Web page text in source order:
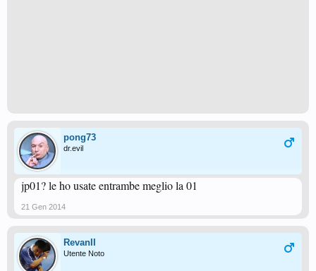
pong73
dr.evil
jp01? le ho usate entrambe meglio la 01
21 Gen 2014
RevanII
Utente Noto